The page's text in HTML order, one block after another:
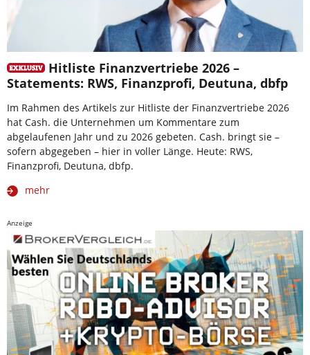
Hitliste Finanzvertriebe 2026 –
Statements: RWS, Finanzprofi, Deutuna, dbfp
Im Rahmen des Artikels zur Hitliste der Finanzvertriebe 2026
hat Cash. die Unternehmen um Kommentare zum
abgelaufenen Jahr und zu 2026 gebeten. Cash. bringt sie –
sofern abgegeben – hier in voller Länge. Heute: RWS,
Finanzprofi, Deutuna, dbfp.
mehr
Anzeige